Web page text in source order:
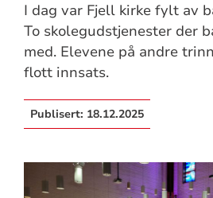
I dag var Fjell kirke fylt av
To skolegudstjenester der
med. Elevene på andre
flott innsats.
Publisert: 18.12.2025